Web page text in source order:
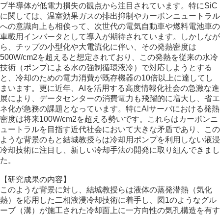
プ半導体が低電力損失の観点から注目されています。特にSiC
に関しては、温室効果ガスの排出抑制やカーボンニュートラル
への意識向上も相俟って、次世代の電気自動車や燃料電池車の
車載用インバータとして導入が期待されています。しかしなが
ら、チップの小型化や大電流化に伴い、その発熱密度は
500W/cm2を超えると想定されており、この発熱を従来の水冷
技術（ポンプによる水の強制循環液冷）で対応しようとする
と、冷却のための電力消費が既存機器の10倍以上に達してし
まいます。更に近年、AIを活用する高度情報化社会の急激な進
展により、データセンターの消費電力も飛躍的に増大し、省エ
ネ化が急務の課題となっています。特にAIサーバにおける発熱
密度は将来100W/cm2を超える勢いです。これらはカーボンニ
ュートラルを目指す近代社会において大きな矛盾であり、この
ような背景のもと結城教授らは冷却用ポンプを利用しない液浸
冷却技術に注目し、新しい冷却手法の開発に取り組んできまし
た。
【研究成果の内容】
このような背景に対し、結城教授らは液体の蒸発潜熱（気化
熱）を応用した二相液浸冷却技術に着手し、図1のようなグル
ーブ（溝）が施工された冷却面上に一方向性の気孔構造を有す